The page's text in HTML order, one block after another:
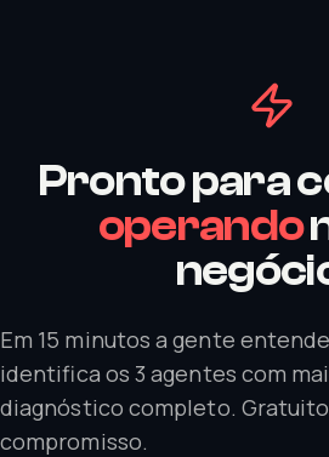
Pronto para
operando
Em 15 minutos a gente
identifica os 3 agentes com
diagnóstico completo.
compromisso.